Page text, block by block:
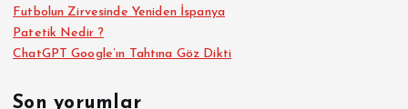
Futbolun Zirvesinde Yeniden İspanya
Patetik Nedir ?
ChatGPT Google’ın Tahtına Göz Dikti
Son yorumlar